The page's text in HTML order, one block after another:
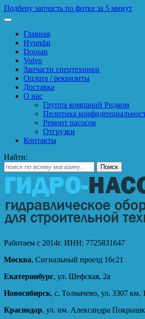
Подберу запчасть по фотке за 5 минут
Главная
Hyundai
Doosan
Volvo
Запчасти спецтехники
Оплата / реквизиты
Доставка
О нас
Группа компаний Ридком
Политика
Ремонт насосов
Отгрузки
Контакты
Найти:
Работаем с 2014г. ИНН: 7725831647
Москва, Сигнальный проезд 16с21
Екатеринбург, ул. Шефская, 2а
Новосибирск, с. Толмачево, ул. 3307 км,
Краснодар, ул. им. Александра